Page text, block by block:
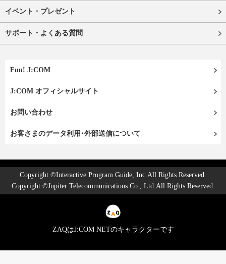
イベント・プレゼント
サポート・よくある質問
Fun! J:COM
J:COM オフィシャルサイト
お問い合わせ
お客さまのデータ利用･外部送信について
Copyright ©Interactive Program Guide, Inc.All Rights Reserved.
Copyright ©Jupiter Telecommunications Co., Ltd.All Rights Reserved.
ZAQはJ:COM NETのキャラクターです